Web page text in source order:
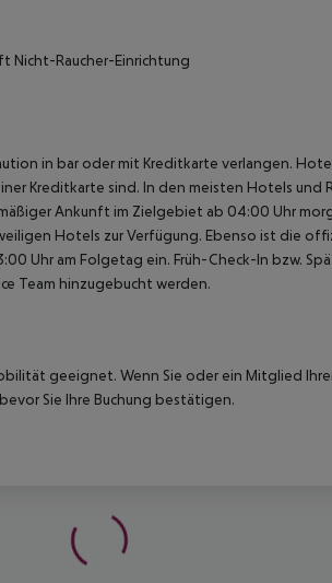
Nicht-Raucher-Einrichtung
in bar oder mit Kreditkarte verlangen.
Kreditkarte sind. In den meisten Hotels
Ankunft im Zielgebiet ab 04:00 Uhr
Hotels zur Verfügung. Ebenso ist die
Uhr am Folgetag ein. Früh-Check-In bzw.
Team hinzugebucht werden.
geeignet. Wenn Sie oder ein Mitglied
Sie Ihre Buchung bestätigen.